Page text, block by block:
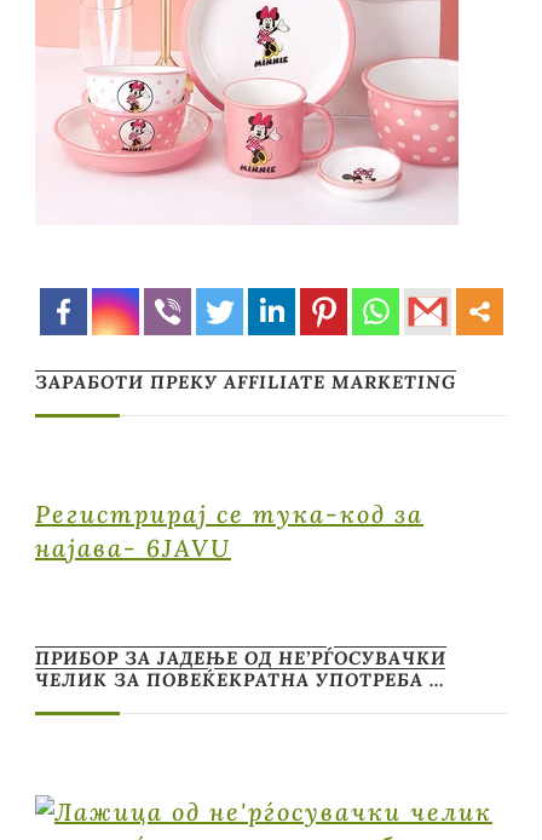
ЗАРАБОТИ ПРЕКУ AFFILIATE MARKETING
Регистрирај се тука-код за
најава- 6JAVU
ПРИБОР ЗА ЈАДЕЊЕ ОД НЕ’РЃОСУВАЧКИ
ЧЕЛИК ЗА ПОВЕЌЕКРАТНА УПОТРЕБА …